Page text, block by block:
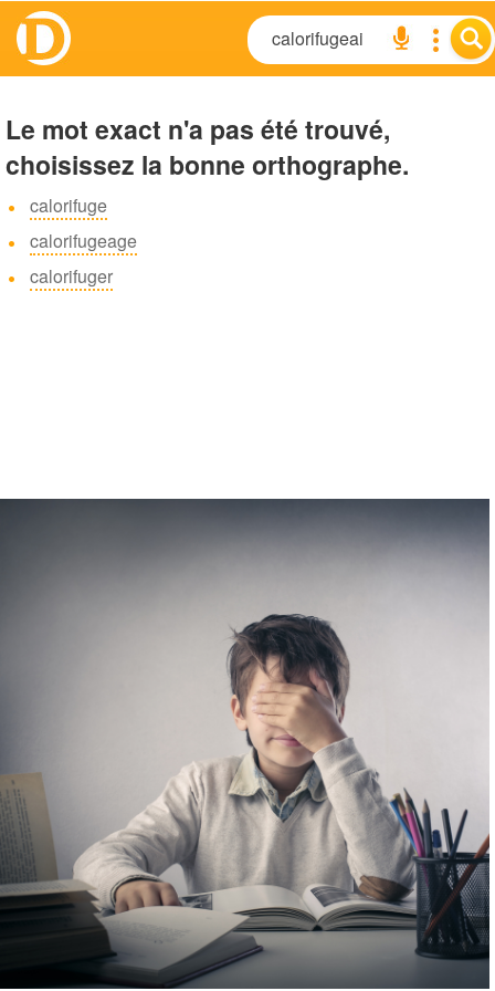
Le mot exact n'a pas été trouvé,
choisissez la bonne orthographe.
calorifuge
calorifugeage
calorifuger